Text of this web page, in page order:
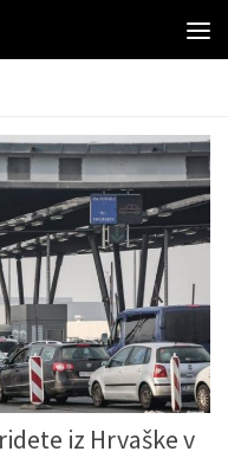
iz Hrvaške v